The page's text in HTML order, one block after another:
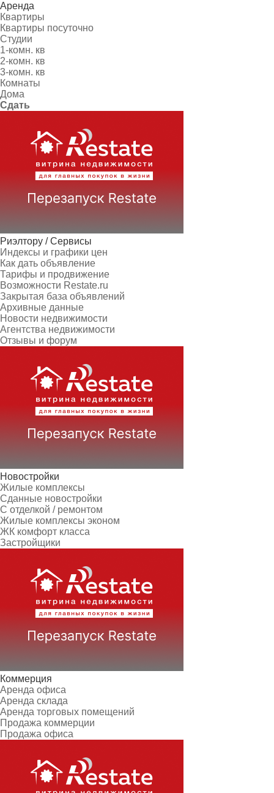
Аренда
Квартиры
Квартиры посуточно
Студии
1-комн. кв
2-комн. кв
3-комн. кв
Комнаты
Дома
Сдать
Риэлтору / Сервисы
Индексы и графики цен
Как дать объявление
Тарифы и продвижение
Возможности Restate.ru
Закрытая база объявлений
Архивные данные
Новости недвижимости
Агентства недвижимости
Отзывы и форум
Новостройки
Жилые комплексы
Сданные новостройки
С отделкой / ремонтом
Жилые комплексы эконом
ЖК комфорт класса
Застройщики
Коммерция
Аренда офиса
Аренда склада
Аренда торговых помещений
Продажа коммерции
Продажа офиса